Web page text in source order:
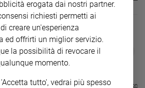
ITALIANE
DIARIO G 2026-27
€ 8,90
Visualizza tutte le collection
erogata dai nostri partner.
richiesti permetti ai
creare un'esperienza
ed offrirti un miglior servizio.
la possibilità di revocare il
momento.
tutto', vedrai più spesso